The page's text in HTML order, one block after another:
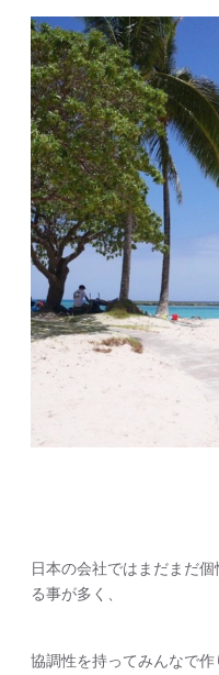
日本の会社ではまだまだ
る事が多く、
協調性を持ってみんなで